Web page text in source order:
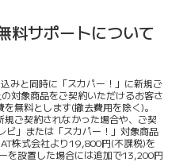
料サポートについて
みと同時に「スカパー！」に新規ご
対象商品をご契約いただけるお客さ
無料とします(撤去費用を除く)。
規ご契約されなかった場合や、ご契
ビ」または「スカパー！」対象商品
株式会社より19,800円(不課税)を
を設置した場合には追加で13,200円